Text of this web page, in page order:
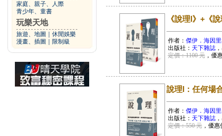
家庭、親子、人際
青少年、童書
玩樂天地
旅遊、地圖
休閒娛樂
漫畫、插圖
限制級
《說理I》+《
作者： 傑伊．海因
出版社： 天下雜誌
定價：1100 元，優
說理I：任何場
作者： 傑伊．海因
出版社： 天下雜誌
定價：550 元，優惠